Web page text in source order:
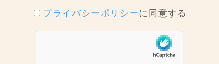
プライバシーポリシーに同意する